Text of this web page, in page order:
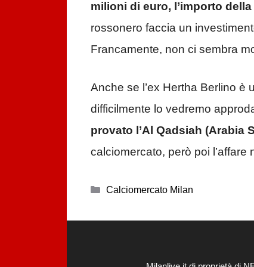
milioni di euro, l’importo
rossonero faccia un
Francamente, non ci sembra
Anche se l’ex Hertha Berlino è
difficilmente lo vedremo
provato l’Al Qadsiah (Arabia
calciomercato, però poi l’affare
Categorie
Calciomercato Milan